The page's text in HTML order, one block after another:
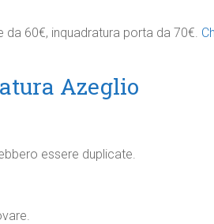
da 60€, inquadratura porta da 70€.
Azeglio
essere duplicate.